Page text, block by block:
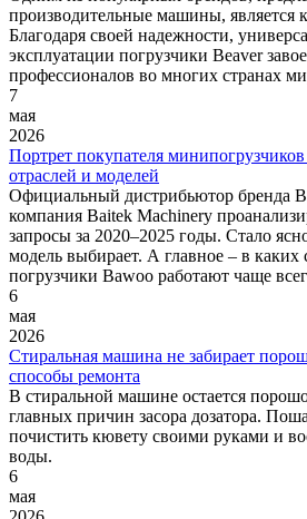
производительные машины, является
Благодаря своей надежности,
эксплуатации погрузчики Beaver
профессионалов во многих странах
7
мая
2026
Портрет покупателя минипогрузчиков
отраслей и моделей
Официальный дистрибьютор бренда
компания Baitek Machinery
запросы за 2020–2025 годы. Стало
модель выбирает. А главное – в
погрузчики Bawoo работают чаще
6
мая
2026
Стиральная машина не забирает
способы ремонта
В стиральной машине остается
главных причин засора дозатора.
почистить кювету своими руками и
воды.
6
мая